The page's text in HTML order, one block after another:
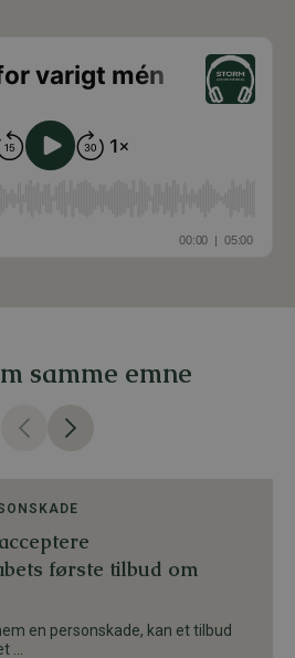
samme emne
første tilbud om
en personskade, kan et tilbud